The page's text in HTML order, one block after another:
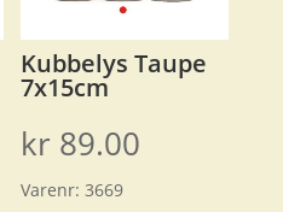
Kubbelys Taupe
7x15cm
kr 89.00
Varenr:3669